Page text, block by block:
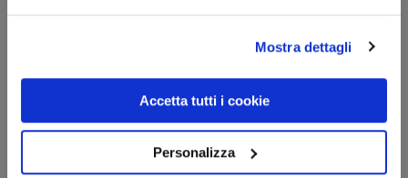
Mostra dettagli
Accetta tutti i cookie
Personalizza
Adige Guest Pass, che offre servizi utili (trasporti, ingressi,
Dotazioni della struttura
La struttura dispone di reception (dalle 7.30 alle 23.00),
bar, ristorante, sala TV, terrazza, giardino, ascensore,
collegamento internet Wi-Fi in tutta la struttura, deposito
bagagli, deposito sci con scalda scarponi, seggiolone su